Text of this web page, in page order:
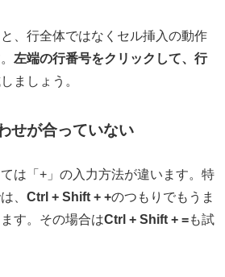
、行全体ではなくセル挿入の動作
左端の行番号をクリックして、行
ましょう。
せが合っていない
は「+」の入力方法が違います。特
、 Ctrl + Shift + +のつもりでもうま
す。その場合はCtrl + Shift + =も試